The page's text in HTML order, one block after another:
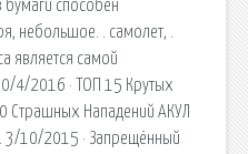
бумаги способен
небольшое. . самолет, .
является самой
4/2016 · ТОП 15 Крутых
Страшных Нападений АКУЛ
3/10/2015 · Запрещённый